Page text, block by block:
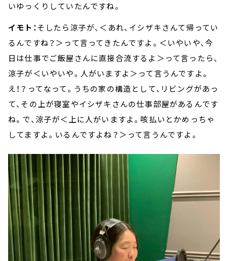
いゆっくりしていたんですね。
イモト：そしたら涼子が、＜あれ、イシザキさんて帰ってい
るんですね？＞って言ってきたんですよ。＜いやいや、今
日は仕事でご飯屋さんに直接合流するよ＞って言ったら、
涼子が＜いやいや。人がいますよ＞って言うんですよ。
え！？ってなって。うちの家の構造として、リビングがあっ
て、その上が寝室やイシザキさんの仕事部屋があるんです
ね。で、涼子が＜上に人がいますよ。咳払いとかめっちゃ
してますよ。いるんですよね？＞って言うんですよ。